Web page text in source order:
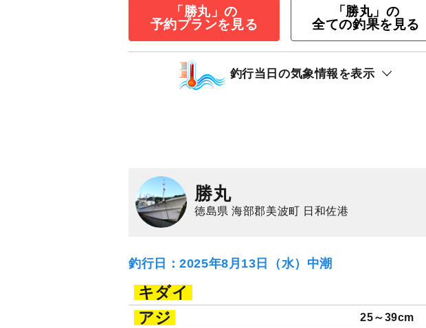
3,000ポイント還元
アジ（マアジ） イサキ
「勝丸」の
予約プランを見る
「勝丸」の
全ての釣果を見る
釣行当日の気象情報を表示
勝丸
徳島県 海部郡美波町 日和佐港
釣行日：2025年8月13日（水）中潮
キダイ
アジ
25～39cm